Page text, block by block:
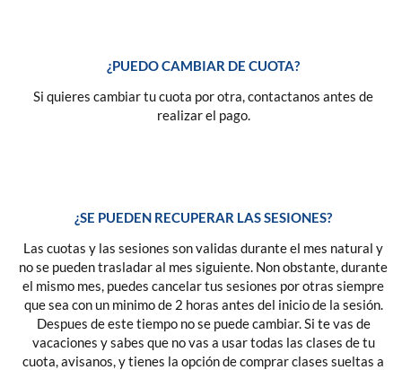
¿PUEDO CAMBIAR DE CUOTA?
Si quieres cambiar tu cuota por otra, contactanos antes de
realizar el pago.
¿SE PUEDEN RECUPERAR LAS SESIONES?
Las cuotas y las sesiones son validas durante el mes natural y
no se pueden trasladar al mes siguiente. Non obstante, durante
el mismo mes, puedes cancelar tus sesiones por otras siempre
que sea con un minimo de 2 horas antes del inicio de la sesión.
Despues de este tiempo no se puede cambiar. Si te vas de
vacaciones y sabes que no vas a usar todas las clases de tu
cuota, avisanos, y tienes la opción de comprar clases sueltas a